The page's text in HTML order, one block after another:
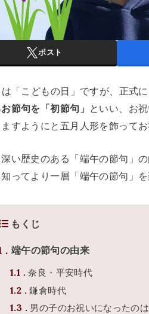
ポスト
「こどもの日」ですが、正式
節句を「初節句」 といい、お
すようにと五月人形を飾ってお
い歴史のある「端午の節句」
ってより一層「端午の節句」
もくじ
端午の節句の由来
1.1
奈良・平安時代
1.2 鎌倉時代
1.3 男の子のお祝いになったの